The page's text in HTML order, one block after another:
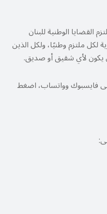
القضايا الوطنية للبنان
لكل ملتزم وطنيًا، ولكل الذين
يكون لأي شقيق أو صديق.
فايسبوك وواتساب، اضغط